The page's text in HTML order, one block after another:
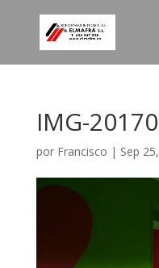
IMG-
por Francisco | Sep